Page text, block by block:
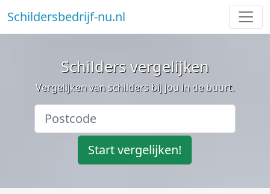
Schildersbedrijf-nu.nl
Schilders vergelijken
Vergelijken van schilders bij jou in de buurt.
Start vergelijken!